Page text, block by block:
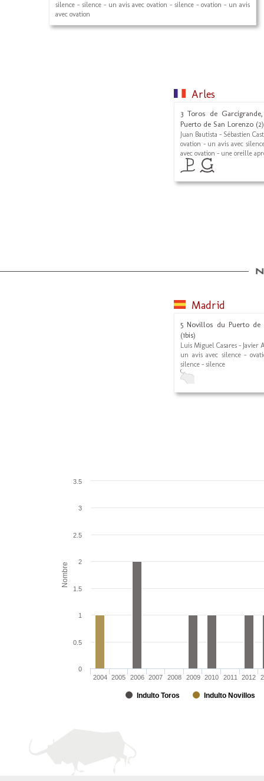
silence - silence - un avis avec ovation - silence - ovation - un avis
avec ovation
Arles
3 Toros de
Puerto de San Lorenzo (2)
Juan Bautista - Sébastien
ovation - un avis avec
avec ovation - une oreille
Madrid
5 Novillos du Puerto
(1bis)
Luis Miguel Casares - Javier
un avis avec silence -
silence - silence
Nombre
Indulto Toros Indulto Novillos
2004 2005 2006 2007 2008 2009 2010 2011 2012
0
0.5
1
1.5
2
2.5
3
3.5